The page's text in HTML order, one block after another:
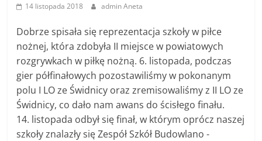
14 listopada 2018 admin Aneta
Dobrze spisała się reprezentacja szkoły w piłce
nożnej, która zdobyła II miejsce w powiatowych
rozgrywkach w piłkę nożną. 6. listopada, podczas
gier półfinałowych pozostawiliśmy w pokonanym
polu I LO ze Świdnicy oraz zremisowaliśmy z II LO ze
Świdnicy, co dało nam awans do ścisłego finału.
14. listopada odbył się finał, w którym oprócz naszej
szkoły znalazły się Zespół Szkół Budowlano -